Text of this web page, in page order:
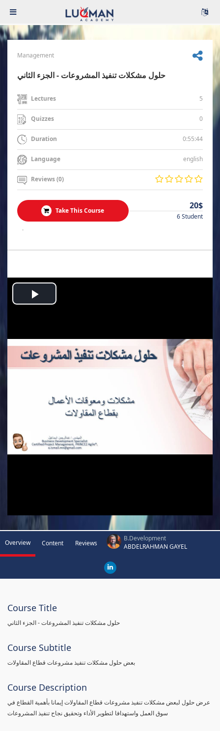
Management
حلول مشكلات تنفيذ المشروعات - الجزء الثاني
Lectures 5
Quizzes 0
Duration 0:55:44
Language english
Reviews (0)
Take This Course 20$
6 Student
.
Play
Overview Content Reviews
B.Development
ABDELRAHMAN GAYEL
Course Title
حلول مشكلات تنفيذ المشروعات - الجزء الثاني
Course Subtitle
بعض حلول مشكلات تنفيذ مشروعات قطاع المقاولات
Course Description
عرض حلول لبعض مشكلات تنفيذ مشروعات قطاع المقاولات إيمانا بأهمية القطاع في
سوق العمل واستهدافا لتطوير الأداء وتحقيق نجاح تنفيذ المشروعات